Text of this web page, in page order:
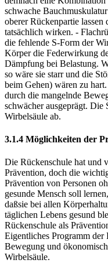
schwache
oberer Rückenpartie
tatsächlich wirken. -
die fehlende S-Form der
Körper die Federwirkung
Dämpfung bei Belastung.
so wäre sie starr und die
beim Gehen) wären zu
durch die mangelnde
schwächer ausgeprägt. Die
Wirbelsäule ab.
3.1.4 Möglichkeiten der
Die Rückenschule hat und
Prävention, doch die
Prävention von Personen
gesunde Mensch soll
daßsie bei allen
täglichen Lebens gesund
Rückenschule als
Eigentliches Programm
Bewegung und
Wirbelsäule.